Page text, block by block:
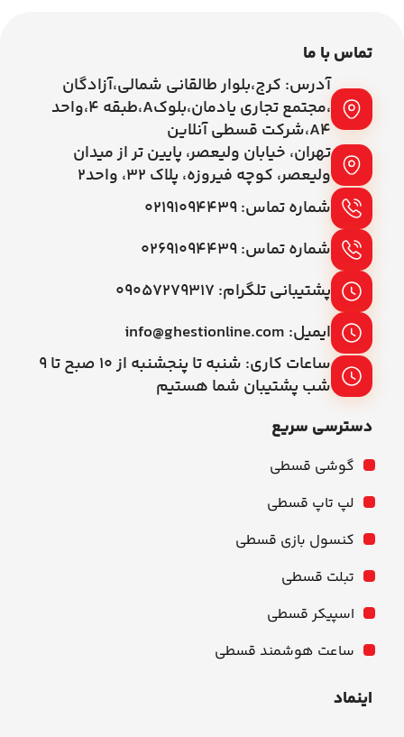
تماس با ما
آدرس: کرج،بلوار طالقانی شمالی،آزادگان
،مجتمع تجاری یادمان،بلوکA،طبقه ۴،واحد
A4،شرکت قسطی آنلاین
تهران، خیابان ولیعصر، پایین تر از میدان
ولیعصر، کوچه فیروزه، پلاک 32، واحد2
شماره تماس: ۰۲۱۹۱۰۹۴۴۳۹
شماره تماس: ۰۲۶۹۱۰۹۴۴۳۹
پشتیبانی تلگرام: ۰۹۰۵۷۲۷۹۳۱۷
ایمیل: info@ghestionline.com
ساعات کاری: شنبه تا پنجشنبه از ۱۰ صبح تا ۹
شب پشتیبان شما هستیم
دسترسی سریع
گوشی قسطی
لپ تاپ قسطی
کنسول بازی قسطی
تبلت قسطی
اسپیکر قسطی
ساعت هوشمند قسطی
اینماد